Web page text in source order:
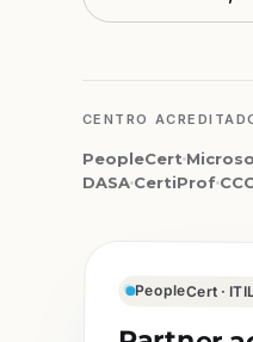
CENTRO
PeopleCert
DASACertiProf
PeopleCert ·